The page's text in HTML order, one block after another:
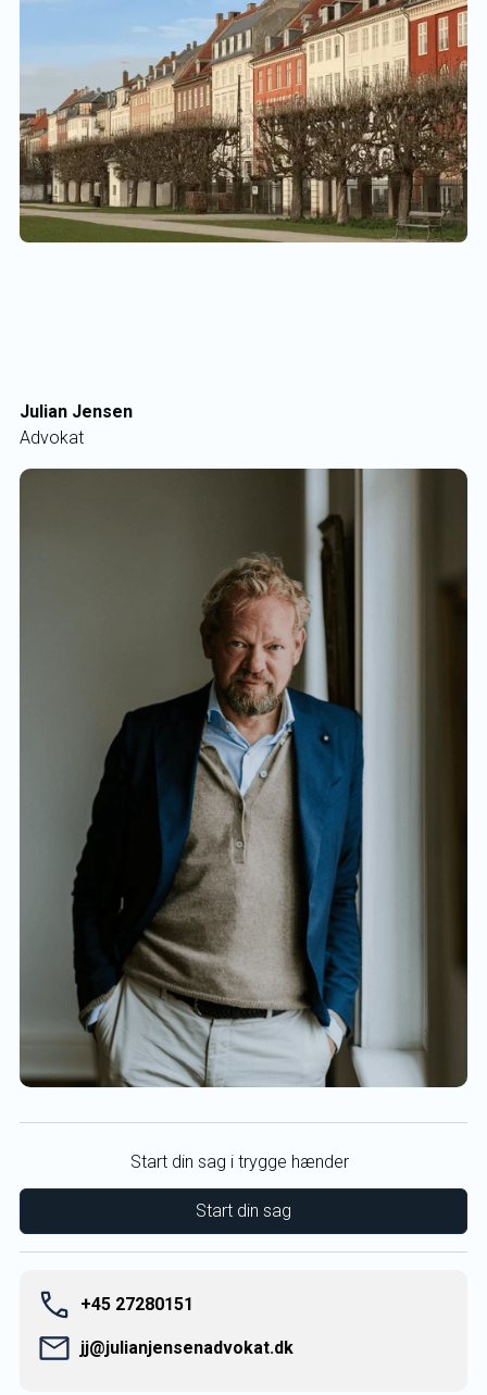
Julian Jensen
Advokat
Start din sag i trygge hænder
+45 27280151
jj@julianjensenadvokat.dk